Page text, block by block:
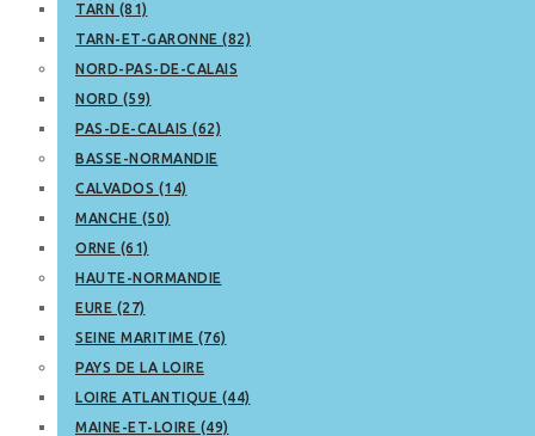
TARN (81)
TARN-ET-GARONNE (82)
NORD-PAS-DE-CALAIS
NORD (59)
PAS-DE-CALAIS (62)
BASSE-NORMANDIE
CALVADOS (14)
MANCHE (50)
ORNE (61)
HAUTE-NORMANDIE
EURE (27)
SEINE MARITIME (76)
PAYS DE LA LOIRE
LOIRE ATLANTIQUE (44)
MAINE-ET-LOIRE (49)